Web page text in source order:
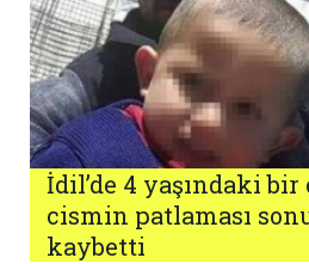
İdil’de 4 yaşındaki
cismin patlaması
kaybetti